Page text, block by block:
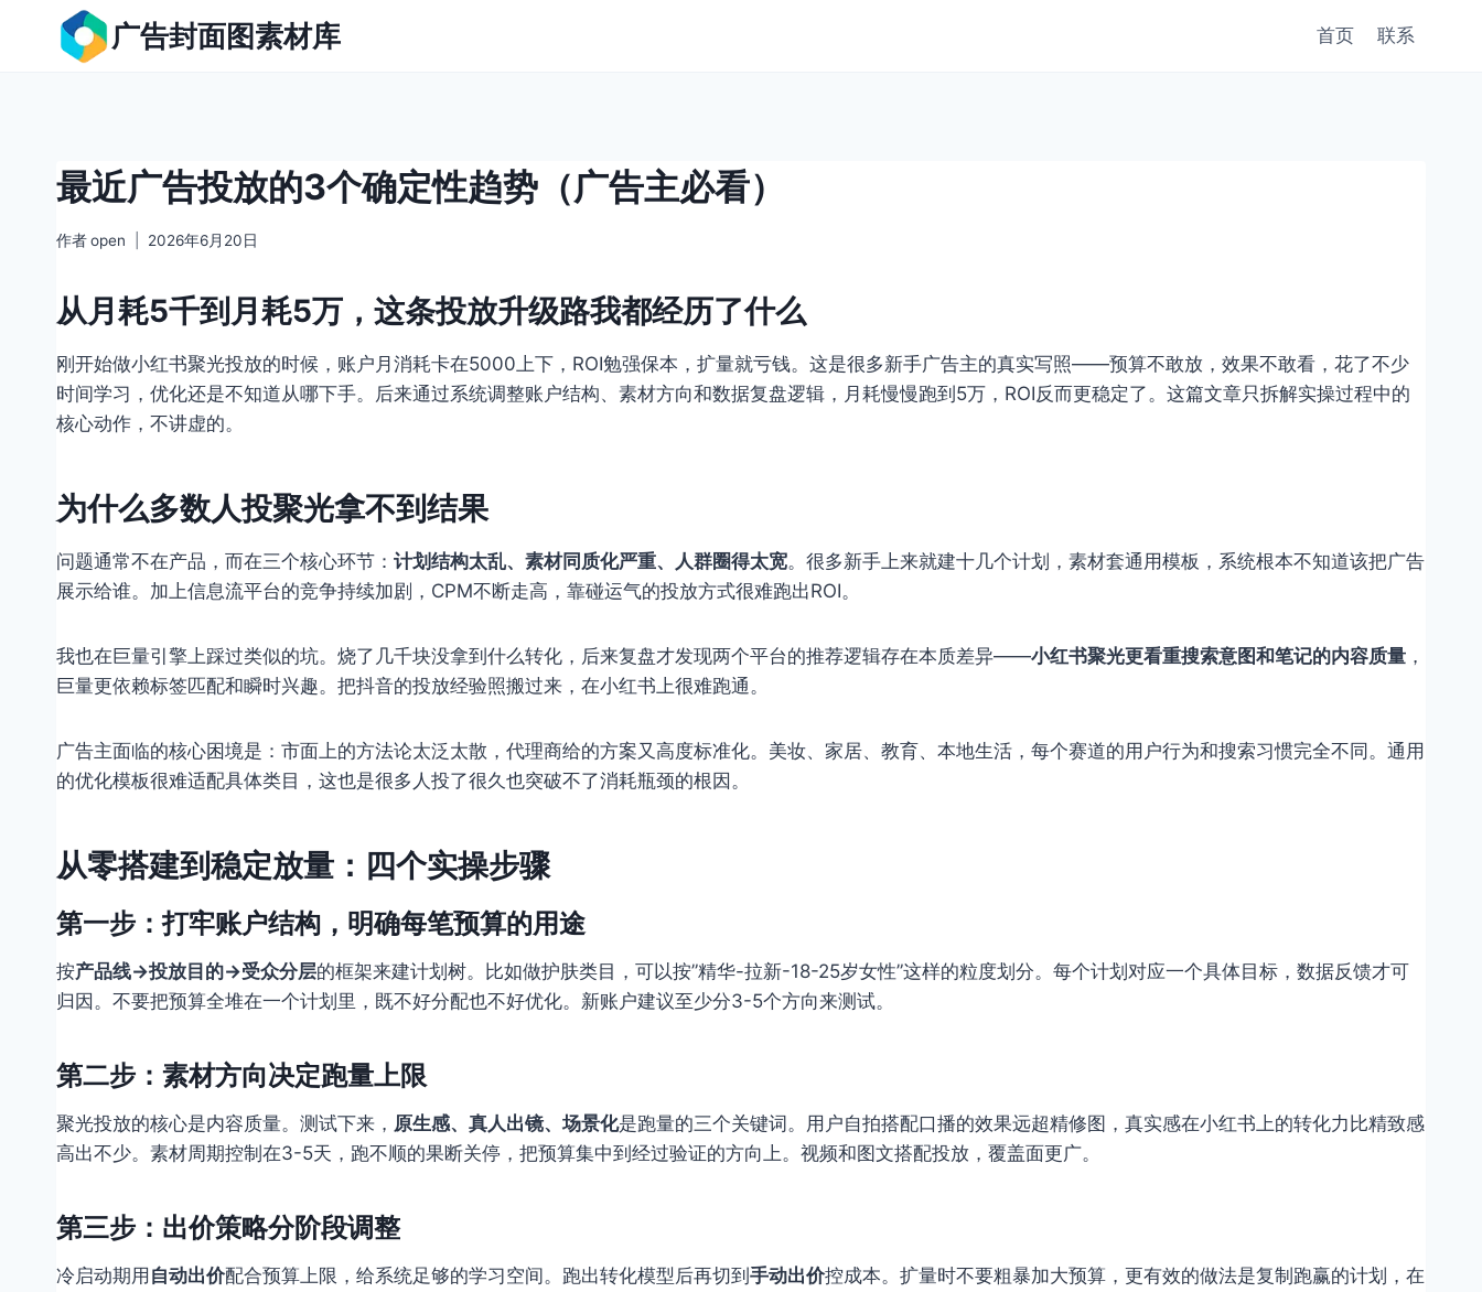
广告封面图素材库 首页 联系
最近广告投放的3个确定性趋势（广告主必看）
作者open 2026年6月20日
从月耗5千到月耗5万，这条投放升级路我都经历了什么
刚开始做小红书聚光投放的时候，账户月消耗卡在5000上下，ROI勉强保本，扩量就亏钱。这是很多新手广告主的真实写照——预算不敢放，效果不敢看，花了不少
时间学习，优化还是不知道从哪下手。后来通过系统调整账户结构、素材方向和数据复盘逻辑，月耗慢慢跑到5万，ROI反而更稳定了。这篇文章只拆解实操过程中的
核心动作，不讲虚的。
为什么多数人投聚光拿不到结果
问题通常不在产品，而在三个核心环节： 计划结构太乱、素材同质化严重、人群圈得太宽。很多新手上来就建十几个计划，素材套通用模板，系统根本不知道该把广告
展示给谁。加上信息流平台的竞争持续加剧，CPM不断走高，靠碰运气的投放方式很难跑出ROI。
我也在巨量引擎上踩过类似的坑。烧了几千块没拿到什么转化，后来复盘才发现两个平台的推荐逻辑存在本质差异——小红书聚光更看重搜索意图和笔记的内容质量 ，
巨量更依赖标签匹配和瞬时兴趣。把抖音的投放经验照搬过来，在小红书上很难跑通。
广告主面临的核心困境是：市面上的方法论太泛太散，代理商给的方案又高度标准化。美妆、家居、教育、本地生活，每个赛道的用户行为和搜索习惯完全不同。通用
的优化模板很难适配具体类目，这也是很多人投了很久也突破不了消耗瓶颈的根因。
从零搭建到稳定放量：四个实操步骤
第一步：打牢账户结构，明确每笔预算的用途
按产品线→投放目的→受众分层的框架来建计划树。比如做护肤类目，可以按”精华-拉新-18-25岁女性”这样的粒度划分。每个计划对应一个具体目标，数据反馈才可
归因。不要把预算全堆在一个计划里，既不好分配也不好优化。新账户建议至少分3-5个方向来测试。
第二步：素材方向决定跑量上限
聚光投放的核心是内容质量。测试下来， 原生感、真人出镜、场景化是跑量的三个关键词。用户自拍搭配口播的效果远超精修图，真实感在小红书上的转化力比精致感
高出不少。素材周期控制在3-5天，跑不顺的果断关停，把预算集中到经过验证的方向上。视频和图文搭配投放，覆盖面更广。
第三步：出价策略分阶段调整
冷启动期用 自动出价配合预算上限，给系统足够的学习空间。跑出转化模型后再切到手动出价控成本。扩量时不要粗暴加大预算，更有效的做法是复制跑赢的计划，在